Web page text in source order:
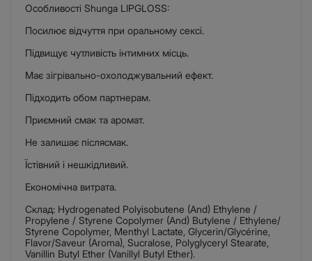
Особливості Shunga LIPGLOSS:
Посилює відчуття при оральному сексі.
Підвищує чутливість інтимних місць.
Має зігрівально-охолоджувальний ефект.
Підходить обом партнерам.
Приємний смак та аромат.
Не залишає післясмак.
Їстівний і нешкідливий.
Економічна витрата.
Склад: Hydrogenated Polyisobutene (And) Ethylene /
Propylene / Styrene Copolymer (And) Butylene / Ethylene/
Styrene Copolymer, Menthyl Lactate, Glycerin/Glycérine,
Flavor/Saveur (Aroma), Sucralose, Polyglyceryl Stearate,
Vanillin Butyl Ether (Vanillyl Butyl Ether).